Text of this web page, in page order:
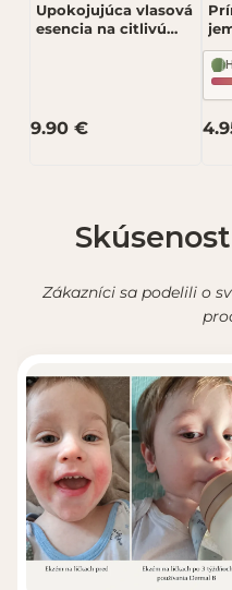
Recenzia bude
Upokojujúca vlasová
esencia na citlivú
9.90 €
Zákazníci sa podelili o